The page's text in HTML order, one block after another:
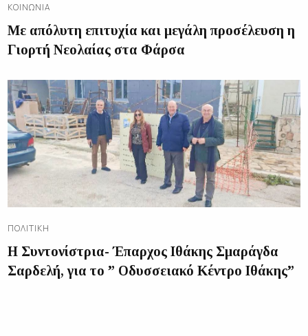
ΚΟΙΝΩΝΊΑ
Με απόλυτη επιτυχία και μεγάλη προσέλευση η
Γιορτή Νεολαίας στα Φάρσα
ΠΟΛΙΤΙΚΉ
Η Συντονίστρια- Έπαρχος Ιθάκης Σμαράγδα
Σαρδελή, για το ” Οδυσσειακό Κέντρο Ιθάκης”